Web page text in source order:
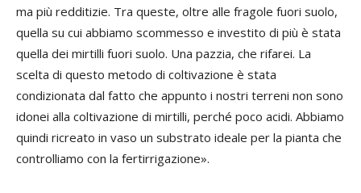
ma più redditizie. Tra queste, oltre alle fragole fuori suolo,
quella su cui abbiamo scommesso e investito di più è stata
quella dei mirtilli fuori suolo. Una pazzia, che rifarei. La
scelta di questo metodo di coltivazione è stata
condizionata dal fatto che appunto i nostri terreni non sono
idonei alla coltivazione di mirtilli, perché poco acidi. Abbiamo
quindi ricreato in vaso un substrato ideale per la pianta che
controlliamo con la fertirrigazione».